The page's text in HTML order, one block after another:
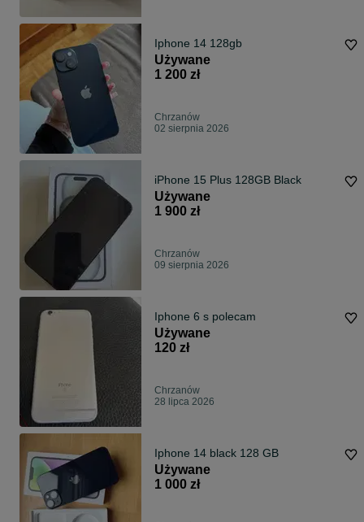
Iphone 14 128gb
Używane
1 200 zł
Chrzanów
02 sierpnia 2026
iPhone 15 Plus 128GB Black
Używane
1 900 zł
Chrzanów
09 sierpnia 2026
Iphone 6 s polecam
Używane
120 zł
Chrzanów
28 lipca 2026
Iphone 14 black 128 GB
Używane
1 000 zł